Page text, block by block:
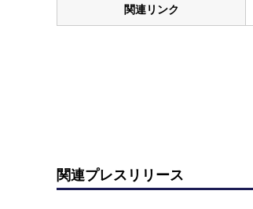
関連リンク
関連プレスリリース